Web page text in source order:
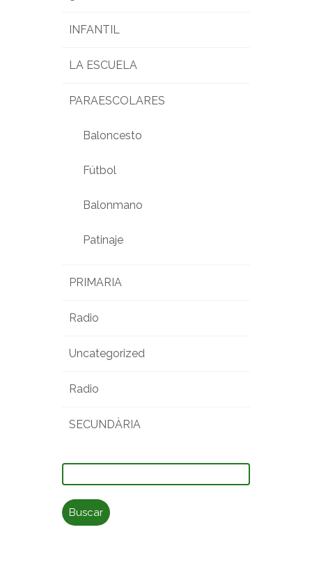
INFANTIL
LA ESCUELA
PARAESCOLARES
Baloncesto
Fútbol
Balonmano
Patinaje
PRIMARIA
Radio
Uncategorized
Radio
SECUNDÀRIA